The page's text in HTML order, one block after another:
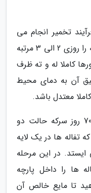
از گذشت 7 روز، فرآیند تخمیر انجام می
گردد. بهتر است پس از آن مواد سرکه را روزی 2 الی 3 مرتبه
کاملا له و ته ظرف
آن به دمای محیط
معتدل باشد.
مرحله چهارم: بعد از گذشت 50 تا 70 روز سرکه حالت دو
تفاله ها در یک لایه
در این مرحله
ها را داخل پارچه
تا مایع خالص آن